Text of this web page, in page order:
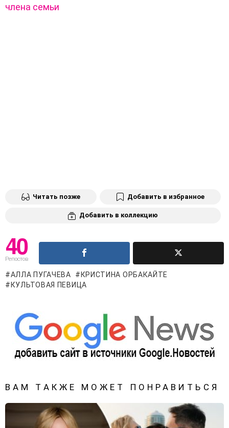
члена семьи
Читать позже Добавить в избранное
Добавить в коллекцию
40
Репостов
АЛЛА ПУГАЧЕВА
КРИСТИНА ОРБАКАЙТЕ
КУЛЬТОВАЯ ПЕВИЦА
ВАМ ТАКЖЕ МОЖЕТ ПОНРАВИТЬСЯ